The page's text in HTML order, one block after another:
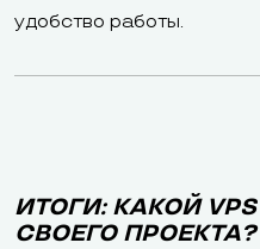
удобство работы.
ИТОГИ: КАКОЙ
СВОЕГО ПРОЕКТА?